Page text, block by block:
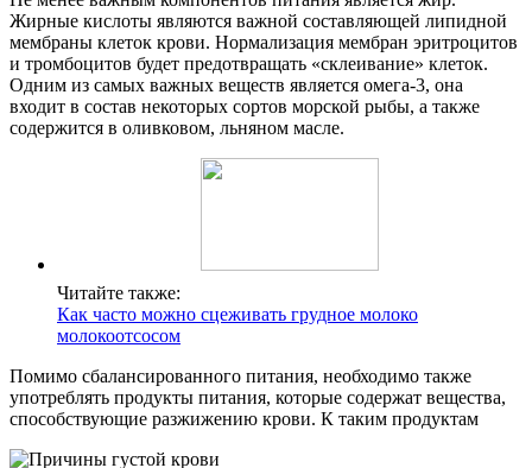
Жирные кислоты являются важной составляющей липидной
мембраны клеток крови. Нормализация мембран эритроцитов
и тромбоцитов будет предотвращать «склеивание» клеток.
Одним из самых важных веществ является омега-3, она
входит в состав некоторых сортов морской рыбы, а также
содержится в оливковом, льняном масле.
Читайте также:
Как часто можно сцеживать грудное молоко
молокоотсосом
Помимо сбалансированного питания, необходимо также
употреблять продукты питания, которые содержат вещества,
способствующие разжижению крови. К таким продуктам